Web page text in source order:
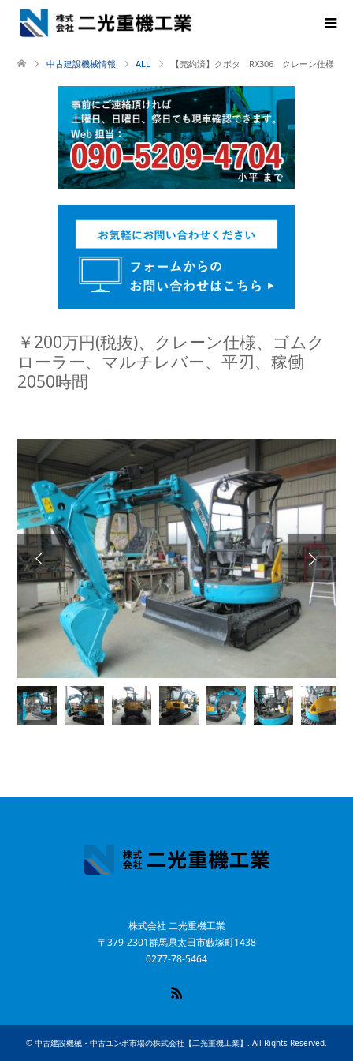
中古建設機械情報 ALL 【売約済】クボタ RX306 クレーン仕様
￥200万円(税抜)、クレーン仕様、ゴムク
ローラー、マルチレバー、平刃、稼働
2050時間
Next
株式会社 二光重機工業
〒379-2301群馬県太田市藪塚町1438
0277-78-5464
© 中古建設機械・中古ユンボ市場の株式会社【二光重機工業】 . All Rights Reserved.